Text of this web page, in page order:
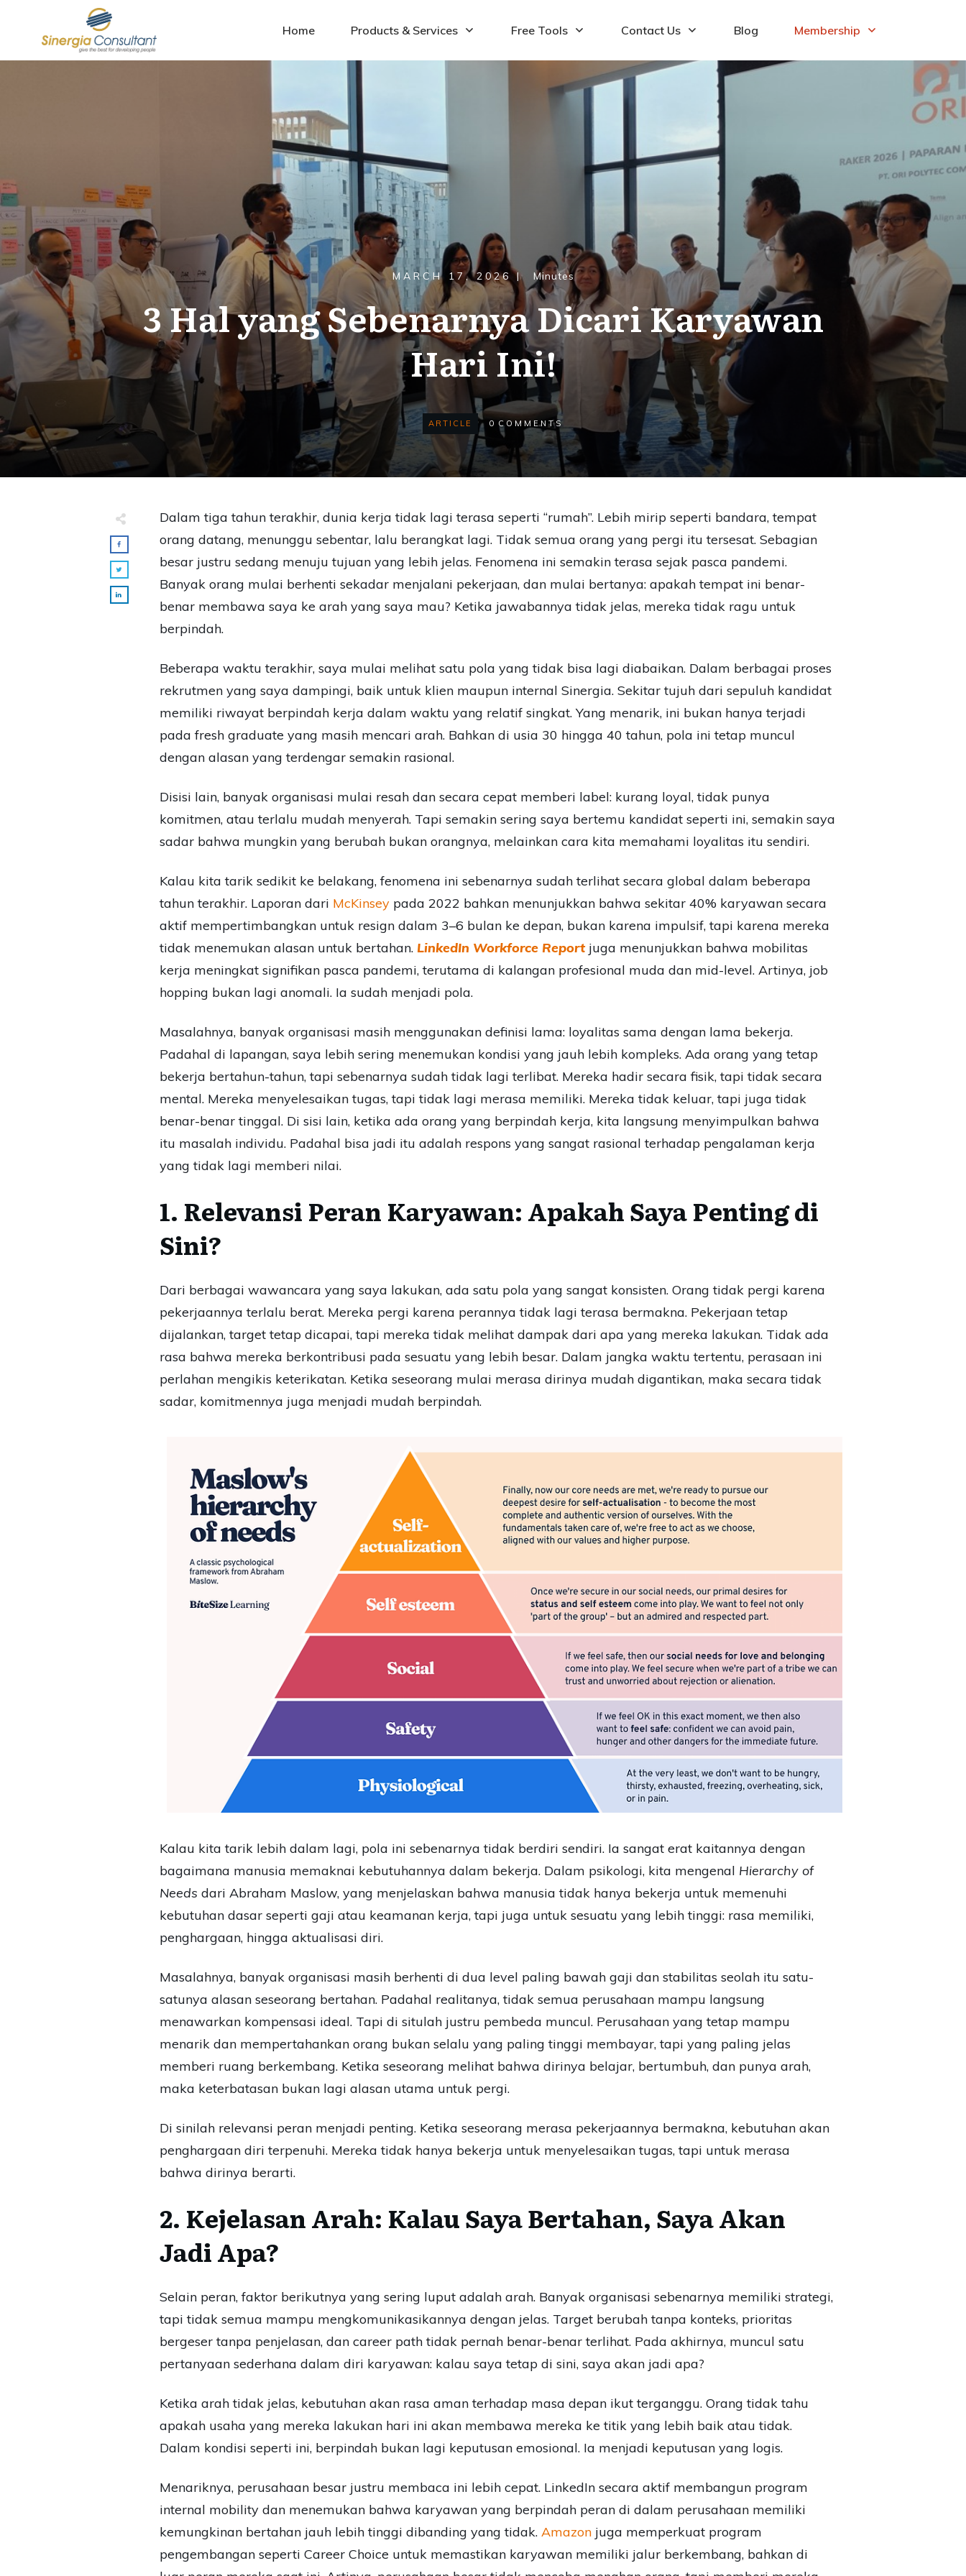
Home Products & Services Free Tools Contact Us Blog Membership
MARCH 17, 2026| Minutes
3 Hal yang Sebenarnya Dicari Karyawan
Hari Ini!
ARTICLE 0 COMMENTS
Dalam tiga tahun terakhir, dunia kerja tidak lagi terasa seperti “rumah”. Lebih mirip seperti bandara, tempat
orang datang, menunggu sebentar, lalu berangkat lagi. Tidak semua orang yang pergi itu tersesat. Sebagian
besar justru sedang menuju tujuan yang lebih jelas. Fenomena ini semakin terasa sejak pasca pandemi.
Banyak orang mulai berhenti sekadar menjalani pekerjaan, dan mulai bertanya: apakah tempat ini benar-
benar membawa saya ke arah yang saya mau? Ketika jawabannya tidak jelas, mereka tidak ragu untuk
berpindah.
Beberapa waktu terakhir, saya mulai melihat satu pola yang tidak bisa lagi diabaikan. Dalam berbagai proses
rekrutmen yang saya dampingi, baik untuk klien maupun internal Sinergia. Sekitar tujuh dari sepuluh kandidat
memiliki riwayat berpindah kerja dalam waktu yang relatif singkat. Yang menarik, ini bukan hanya terjadi
pada fresh graduate yang masih mencari arah. Bahkan di usia 30 hingga 40 tahun, pola ini tetap muncul
dengan alasan yang terdengar semakin rasional.
Disisi lain, banyak organisasi mulai resah dan secara cepat memberi label: kurang loyal, tidak punya
komitmen, atau terlalu mudah menyerah. Tapi semakin sering saya bertemu kandidat seperti ini, semakin saya
sadar bahwa mungkin yang berubah bukan orangnya, melainkan cara kita memahami loyalitas itu sendiri.
Kalau kita tarik sedikit ke belakang, fenomena ini sebenarnya sudah terlihat secara global dalam beberapa
tahun terakhir. Laporan dari McKinsey pada 2022 bahkan menunjukkan bahwa sekitar 40% karyawan secara
aktif mempertimbangkan untuk resign dalam 3–6 bulan ke depan, bukan karena impulsif, tapi karena mereka
tidak menemukan alasan untuk bertahan. LinkedIn Workforce Reportjuga menunjukkan bahwa mobilitas
kerja meningkat signifikan pasca pandemi, terutama di kalangan profesional muda dan mid-level. Artinya, job
hopping bukan lagi anomali. Ia sudah menjadi pola.
Masalahnya, banyak organisasi masih menggunakan definisi lama: loyalitas sama dengan lama bekerja.
Padahal di lapangan, saya lebih sering menemukan kondisi yang jauh lebih kompleks. Ada orang yang tetap
bekerja bertahun-tahun, tapi sebenarnya sudah tidak lagi terlibat. Mereka hadir secara fisik, tapi tidak secara
mental. Mereka menyelesaikan tugas, tapi tidak lagi merasa memiliki. Mereka tidak keluar, tapi juga tidak
benar-benar tinggal. Di sisi lain, ketika ada orang yang berpindah kerja, kita langsung menyimpulkan bahwa
itu masalah individu. Padahal bisa jadi itu adalah respons yang sangat rasional terhadap pengalaman kerja
yang tidak lagi memberi nilai.
1. Relevansi Peran Karyawan: Apakah Saya Penting di
Sini?
Dari berbagai wawancara yang saya lakukan, ada satu pola yang sangat konsisten. Orang tidak pergi karena
pekerjaannya terlalu berat. Mereka pergi karena perannya tidak lagi terasa bermakna. Pekerjaan tetap
dijalankan, target tetap dicapai, tapi mereka tidak melihat dampak dari apa yang mereka lakukan. Tidak ada
rasa bahwa mereka berkontribusi pada sesuatu yang lebih besar. Dalam jangka waktu tertentu, perasaan ini
perlahan mengikis keterikatan. Ketika seseorang mulai merasa dirinya mudah digantikan, maka secara tidak
sadar, komitmennya juga menjadi mudah berpindah.
Kalau kita tarik lebih dalam lagi, pola ini sebenarnya tidak berdiri sendiri. Ia sangat erat kaitannya dengan
bagaimana manusia memaknai kebutuhannya dalam bekerja. Dalam psikologi, kita mengenal Hierarchy of
Needs dari Abraham Maslow, yang menjelaskan bahwa manusia tidak hanya bekerja untuk memenuhi
kebutuhan dasar seperti gaji atau keamanan kerja, tapi juga untuk sesuatu yang lebih tinggi: rasa memiliki,
penghargaan, hingga aktualisasi diri.
Masalahnya, banyak organisasi masih berhenti di dua level paling bawah gaji dan stabilitas seolah itu satu-
satunya alasan seseorang bertahan. Padahal realitanya, tidak semua perusahaan mampu langsung
menawarkan kompensasi ideal. Tapi di situlah justru pembeda muncul. Perusahaan yang tetap mampu
menarik dan mempertahankan orang bukan selalu yang paling tinggi membayar, tapi yang paling jelas
memberi ruang berkembang. Ketika seseorang melihat bahwa dirinya belajar, bertumbuh, dan punya arah,
maka keterbatasan bukan lagi alasan utama untuk pergi.
Di sinilah relevansi peran menjadi penting. Ketika seseorang merasa pekerjaannya bermakna, kebutuhan akan
penghargaan diri terpenuhi. Mereka tidak hanya bekerja untuk menyelesaikan tugas, tapi untuk merasa
bahwa dirinya berarti.
2. Kejelasan Arah: Kalau Saya Bertahan, Saya Akan
Jadi Apa?
Selain peran, faktor berikutnya yang sering luput adalah arah. Banyak organisasi sebenarnya memiliki strategi,
tapi tidak semua mampu mengkomunikasikannya dengan jelas. Target berubah tanpa konteks, prioritas
bergeser tanpa penjelasan, dan career path tidak pernah benar-benar terlihat. Pada akhirnya, muncul satu
pertanyaan sederhana dalam diri karyawan: kalau saya tetap di sini, saya akan jadi apa?
Ketika arah tidak jelas, kebutuhan akan rasa aman terhadap masa depan ikut terganggu. Orang tidak tahu
apakah usaha yang mereka lakukan hari ini akan membawa mereka ke titik yang lebih baik atau tidak.
Dalam kondisi seperti ini, berpindah bukan lagi keputusan emosional. Ia menjadi keputusan yang logis.
Menariknya, perusahaan besar justru membaca ini lebih cepat. LinkedIn secara aktif membangun program
internal mobility dan menemukan bahwa karyawan yang berpindah peran di dalam perusahaan memiliki
kemungkinan bertahan jauh lebih tinggi dibanding yang tidak. Amazon juga memperkuat program
pengembangan seperti Career Choice untuk memastikan karyawan memiliki jalur berkembang, bahkan di